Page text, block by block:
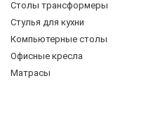
Cтолы трансформеры
Стулья для кухни
Компьютерные столы
Офисные кресла
Матрасы